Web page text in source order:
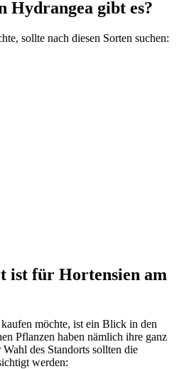
Hydrangea gibt es?
sollte nach diesen Sorten suchen:
ist für Hortensien am
möchte, ist ein Blick in den
Pflanzen haben nämlich ihre ganz
des Standorts sollten die
werden: